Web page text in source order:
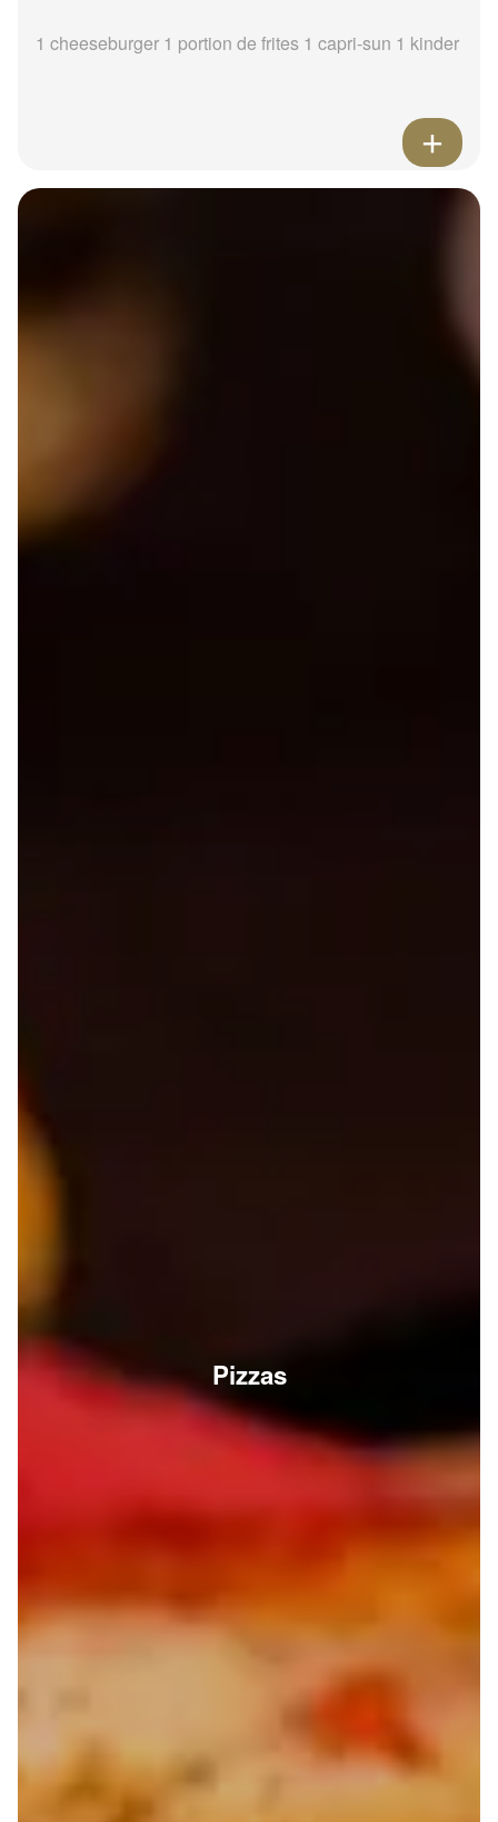
1 cheeseburger 1 portion de frites 1 capri-sun 1 kinder
Pizzas